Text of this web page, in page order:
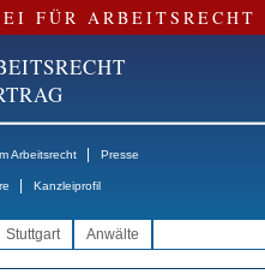
FÜR ARBEITSRECHT
Arbeitsrecht Presse
Kanzleiprofil
Stuttgart Anwälte